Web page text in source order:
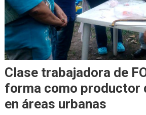
Clase trabajadora de
forma como productor
en áreas urbanas